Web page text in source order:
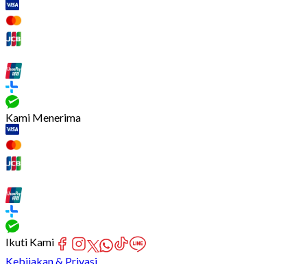
Kami Menerima
Ikuti Kami
Kebijakan & Privasi